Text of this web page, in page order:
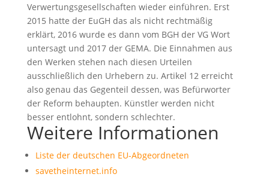
Verwertungsgesellschaften wieder einführen. Erst
2015 hatte der EuGH das als nicht rechtmäßig
erklärt, 2016 wurde es dann vom BGH der VG Wort
untersagt und 2017 der GEMA. Die Einnahmen aus
den Werken stehen nach diesen Urteilen
ausschließlich den Urhebern zu. Artikel 12 erreicht
also genau das Gegenteil dessen, was Befürworter
der Reform behaupten. Künstler werden nicht
besser entlohnt, sondern schlechter.
Weitere Informationen
Liste der deutschen EU-Abgeordneten
savetheinternet.info